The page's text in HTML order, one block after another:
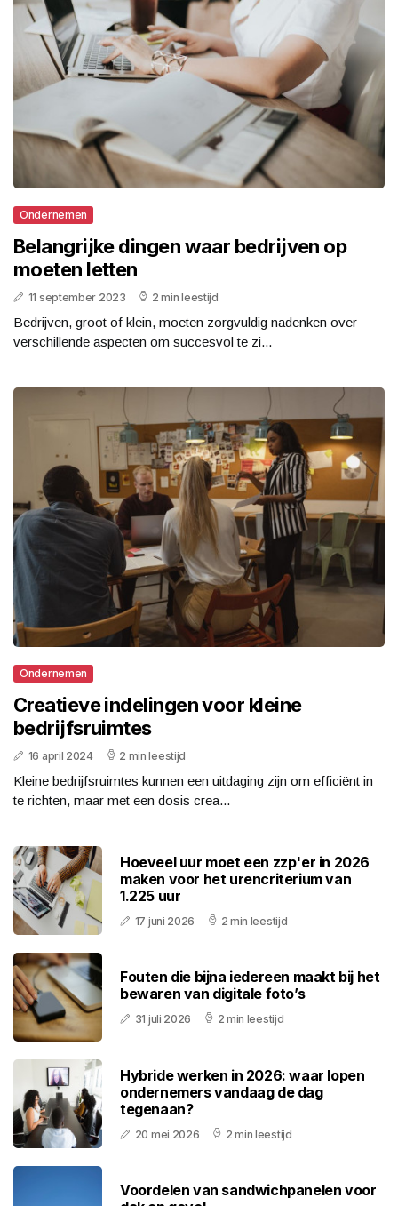
Ondernemen
Belangrijke dingen waar bedrijven op
moeten letten
11 september 2023 2 min leestijd
Bedrijven, groot of klein, moeten zorgvuldig nadenken over
verschillende aspecten om succesvol te zi...
Ondernemen
Creatieve indelingen voor kleine
bedrijfsruimtes
16 april 2024 2 min leestijd
Kleine bedrijfsruimtes kunnen een uitdaging zijn om efficiënt in
te richten, maar met een dosis crea...
Hoeveel uur moet een zzp'er in 2026
maken voor het urencriterium van
1.225 uur
17 juni 2026 2 min leestijd
Fouten die bijna iedereen maakt bij het
bewaren van digitale foto’s
31 juli 2026 2 min leestijd
Hybride werken in 2026: waar lopen
ondernemers vandaag de dag
tegenaan?
20 mei 2026 2 min leestijd
Voordelen van sandwichpanelen voor